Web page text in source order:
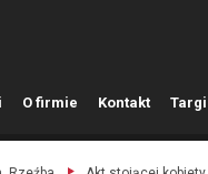
O firmie Kontakt Targi